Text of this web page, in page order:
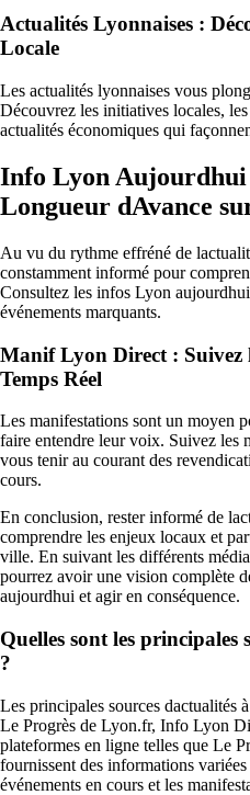
Actualités Lyonnaises :
Locale
Les actualités lyonnaises vous
Découvrez les initiatives locales,
actualités économiques qui
Info Lyon Aujourdhui
Longueur dAvance
Au vu du rythme effréné de
constamment informé pour
Consultez les infos Lyon
événements marquants.
Manif Lyon Direct : Suivez
Temps Réel
Les manifestations sont un moyen
faire entendre leur voix. Suivez les
vous tenir au courant des
cours.
En conclusion, rester informé de
comprendre les enjeux locaux et
ville. En suivant les différents
pourrez avoir une vision complète
aujourdhui et agir en conséquence.
Quelles sont les principales
?
Les principales sources dactualités
Le Progrès de Lyon.fr, Info Lyon
plateformes en ligne telles que Le
fournissent des informations
événements en cours et les